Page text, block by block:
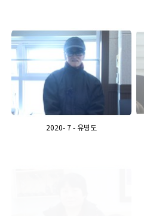
2020- 7 - 유병도